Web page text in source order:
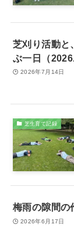
芝刈り活動と
ぶ一日（
2026年7月14日
芝生育て記録
梅雨の隙間の
2026年6月17日